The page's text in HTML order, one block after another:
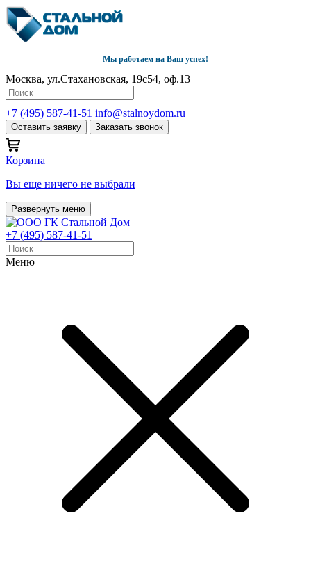
Мы работаем на Ваш успех!
Москва, ул.Стахановская, 19с54, оф.13
+7 (495) 587-41-51 info@stalnoydom.ru
Оставить заявку Заказать звонок
Корзина
Вы еще ничего не выбрали
Развернуть меню
+7 (495) 587-41-51
Меню